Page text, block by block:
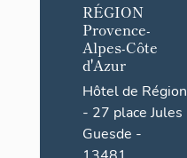
RÉGION
Provence-
Alpes-Côte
d'Azur
Hôtel de Région
- 27 place Jules
Guesde -